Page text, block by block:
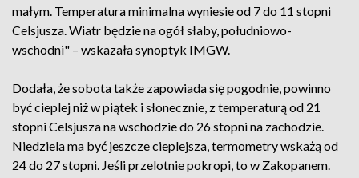
małym. Temperatura minimalna wyniesie od 7 do 11 stopni
Celsjusza. Wiatr będzie na ogół słaby, południowo-
wschodni" – wskazała synoptyk IMGW.
Dodała, że sobota także zapowiada się pogodnie, powinno
być cieplej niż w piątek i słonecznie, z temperaturą od 21
stopni Celsjusza na wschodzie do 26 stopni na zachodzie.
Niedziela ma być jeszcze cieplejsza, termometry wskażą od
24 do 27 stopni. Jeśli przelotnie pokropi, to w Zakopanem.